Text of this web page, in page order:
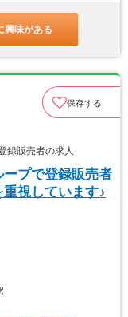
興味がある
保存する
販売者の求人
プで登録販売者
視しています♪